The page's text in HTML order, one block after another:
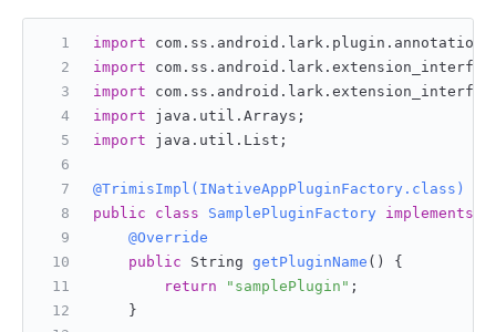
import
import
import
import java.util.Arrays;
import java.util.List;
@TrimisImpl(INativeAppPluginFactory.class)
public
class SamplePluginFactory implements
@Override
public String getPluginName ()
{
return
"samplePlugin" ;
    }